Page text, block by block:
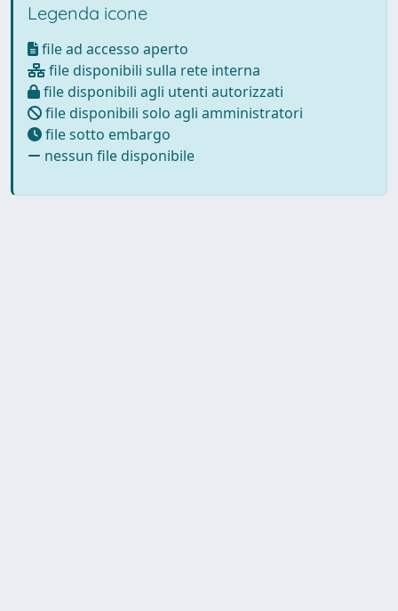
Legenda icone
file ad accesso aperto
file disponibili sulla rete interna
file disponibili agli utenti autorizzati
file disponibili solo agli amministratori
file sotto embargo
nessun file disponibile